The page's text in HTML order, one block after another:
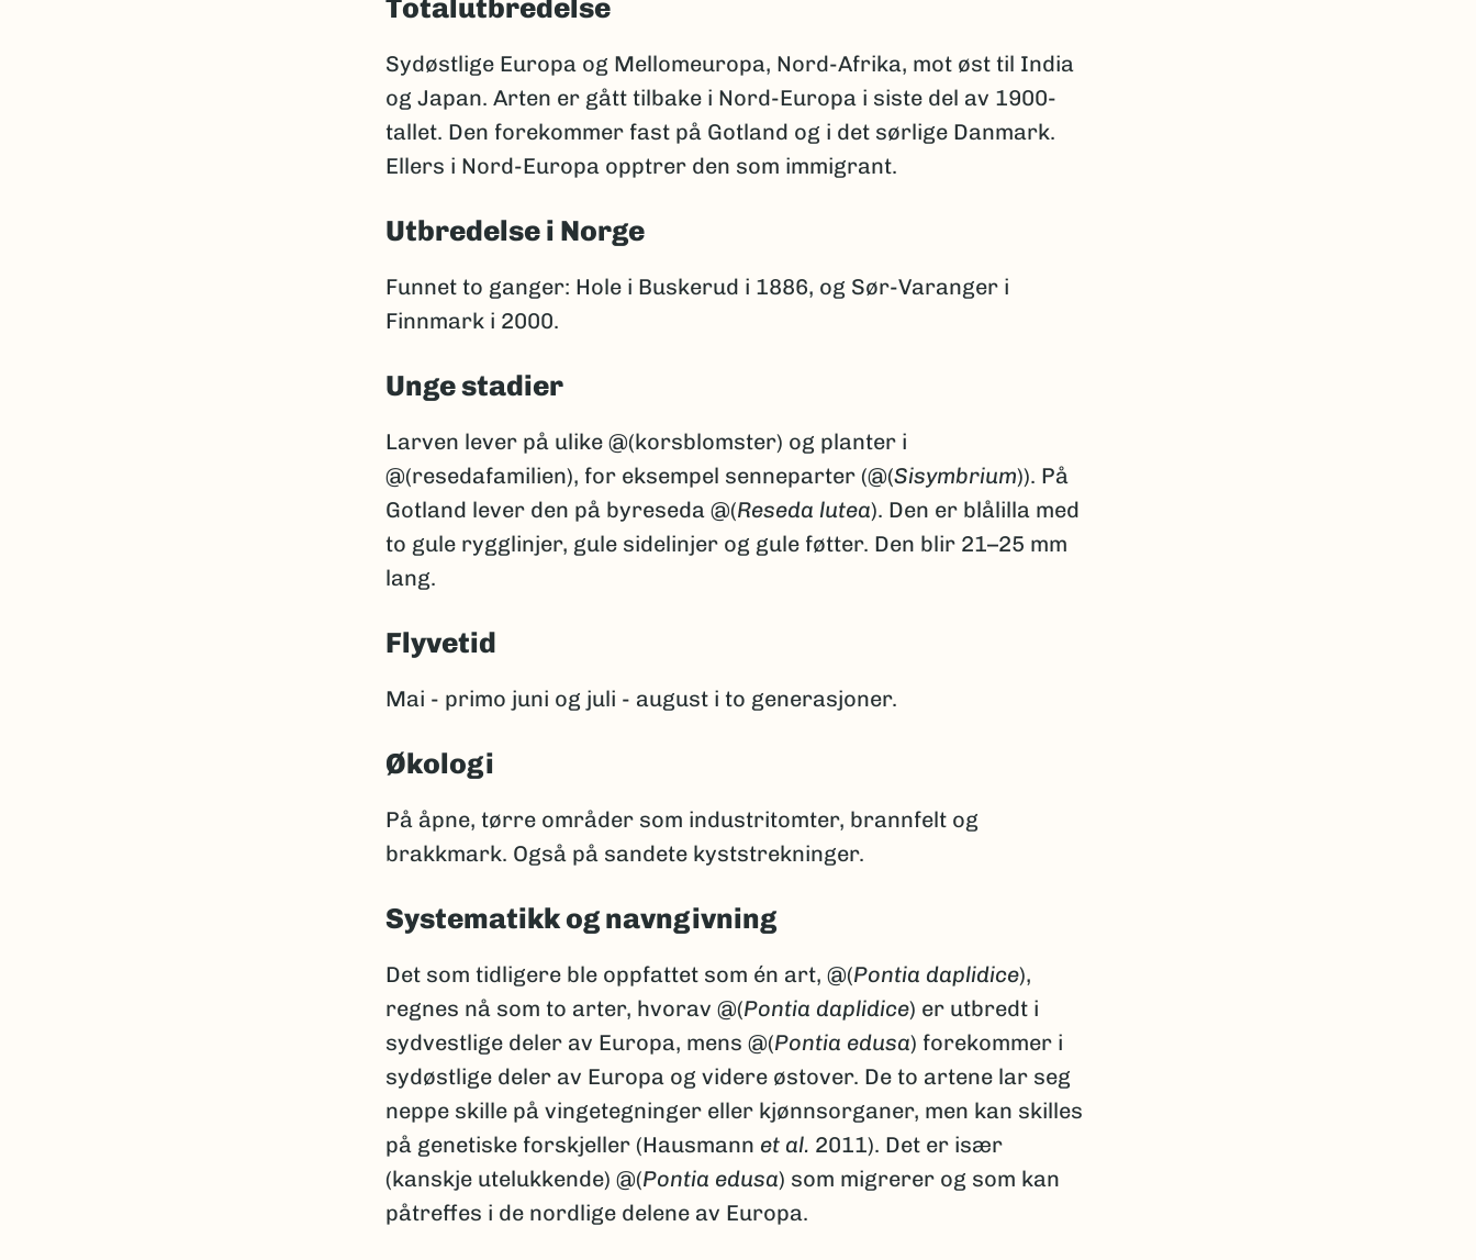
Totalutbredelse
Sydøstlige Europa og Mellomeuropa, Nord-Afrika, mot øst til India
og Japan. Arten er gått tilbake i Nord-Europa i siste del av 1900-
tallet. Den forekommer fast på Gotland og i det sørlige Danmark.
Ellers i Nord-Europa opptrer den som immigrant.
Utbredelse i Norge
Funnet to ganger: Hole i Buskerud i 1886, og Sør-Varanger i
Finnmark i 2000.
Unge stadier
Larven lever på ulike @(korsblomster) og planter i
@(resedafamilien), for eksempel senneparter (@(Sisymbrium)). På
Gotland lever den på byreseda @(Reseda lutea). Den er blålilla med
to gule rygglinjer, gule sidelinjer og gule føtter. Den blir 21–25 mm
lang.
Flyvetid
Mai - primo juni og juli - august i to generasjoner.
Økologi
På åpne, tørre områder som industritomter, brannfelt og
brakkmark. Også på sandete kyststrekninger.
Systematikk og navngivning
Det som tidligere ble oppfattet som én art, @(Pontia daplidice),
regnes nå som to arter, hvorav @(Pontia daplidice) er utbredt i
sydvestlige deler av Europa, mens @(Pontia edusa) forekommer i
sydøstlige deler av Europa og videre østover. De to artene lar seg
neppe skille på vingetegninger eller kjønnsorganer, men kan skilles
på genetiske forskjeller (Hausmann et al. 2011). Det er især
(kanskje utelukkende) @(Pontia edusa) som migrerer og som kan
påtreffes i de nordlige delene av Europa.